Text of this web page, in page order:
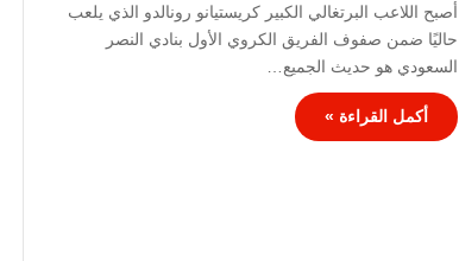
أصبح اللاعب البرتغالي الكبير كريستيانو رونالدو الذي يلعب
حاليًا ضمن صفوف الفريق الكروي الأول بنادي النصر
السعودي هو حديث الجميع…
أكمل القراءة »